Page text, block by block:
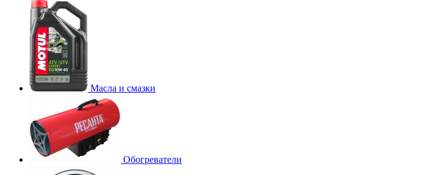
Масла и смазки
Обогреватели